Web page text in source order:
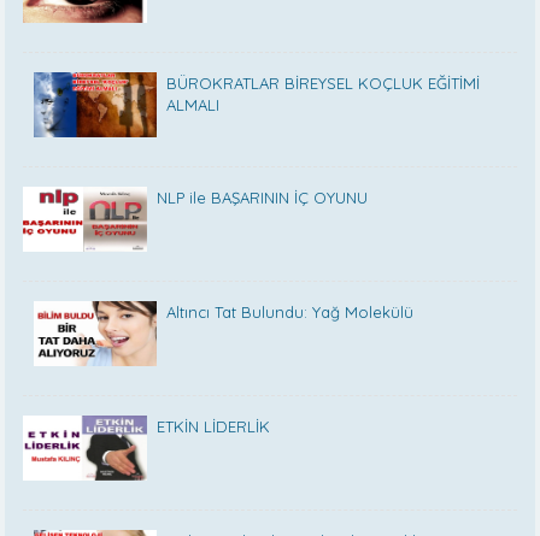
BÜROKRATLAR BİREYSEL KOÇLUK EĞİTİMİ
ALMALI
NLP ile BAŞARININ İÇ OYUNU
Altıncı Tat Bulundu: Yağ Molekülü
ETKİN LİDERLİK